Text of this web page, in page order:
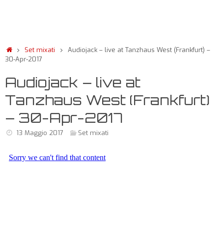
Set mixati
Audiojack – live at Tanzhaus West (Frankfurt) –
30-Apr-2017
Audiojack – live at
Tanzhaus West (Frankfurt)
– 30-Apr-2017
13 Maggio 2017 Set mixati